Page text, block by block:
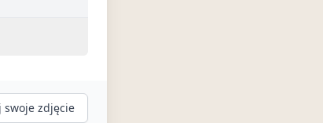
swoje zdjęcie